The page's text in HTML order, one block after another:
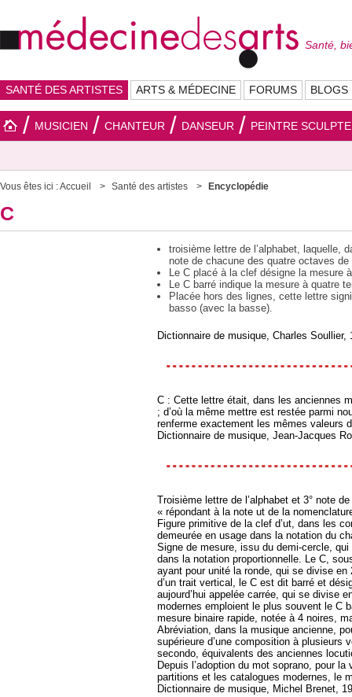
Santé,
SANTÉ DES ARTISTES ARTS & MÉDECINE FORUMS BLOGS
MUSICIEN CHANTEUR DANSEUR PEINTRE
Vous êtes ici :Accueil Santé des artistes Encyclopédie
C
troisième lettre de l’alphabet, laquelle,
note de chacune des quatre octaves
Le C placé à la clef désigne la mesure
Le C barré indique la mesure à quatre
Placée hors des lignes, cette lettre
basso (avec la basse).
Dictionnaire de musique, Charles Soullier,
C : Cette lettre était, dans les anciennes
; d’où la même mettre est restée parmi
renferme exactement les mêmes valeurs
Dictionnaire de musique, Jean-Jacques
Troisième lettre de l’alphabet et 3° note
« répondant à la note ut de la
Figure primitive de la clef d’ut, dans les
demeurée en usage dans la notation du
Signe de mesure, issu du demi-cercle,
dans la notation proportionnelle. Le C,
ayant pour unité la ronde, qui se divise
d’un trait vertical, le C est dit barré et
aujourd’hui appelée carrée, qui se divise
modernes emploient le plus souvent le C
mesure binaire rapide, notée à 4 noires,
Abréviation, dans la musique ancienne,
supérieure d’une composition à plusieurs
secondo, équivalents des anciennes
Depuis l’adoption du mot soprano, pour
partitions et les catalogues modernes, le
Dictionnaire de musique, Michel Brenet,